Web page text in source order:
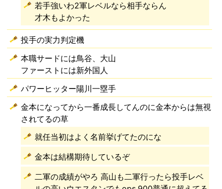
若手強いわ2軍レベルなら相手ならん
才木もよかった
投手の実力判定機
本職サードには鳥谷、大山
ファーストには新外国人
パワーヒッター陽川一塁手
金本になってから一番成長してんのに金本からは無視
されてるの草
就任当初はよく名前挙げてたのにな
金本は結構期待しているぞ
二軍の成績がやろ 高山も二軍行ったら投手レベ